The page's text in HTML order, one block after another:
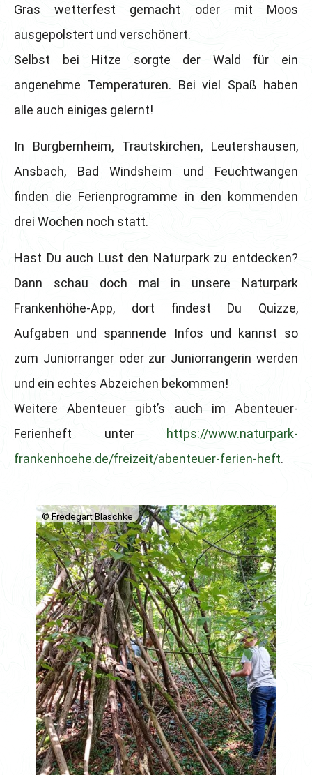
Gras wetterfest gemacht oder mit Moos
ausgepolstert und verschönert.
Selbst bei Hitze sorgte der Wald für ein
angenehme Temperaturen. Bei viel Spaß haben
alle auch einiges gelernt!
In Burgbernheim, Trautskirchen, Leutershausen,
Ansbach, Bad Windsheim und Feuchtwangen
finden die Ferienprogramme in den kommenden
drei Wochen noch statt.
Hast Du auch Lust den Naturpark zu entdecken?
Dann schau doch mal in unsere Naturpark
Frankenhöhe-App, dort findest Du Quizze,
Aufgaben und spannende Infos und kannst so
zum Juniorranger oder zur Juniorrangerin werden
und ein echtes Abzeichen bekommen!
Weitere Abenteuer gibt’s auch im Abenteuer-
Ferienheft unter https://www.naturpark-
frankenhoehe.de/freizeit/abenteuer-ferien-heft.
© Fredegart Blaschke